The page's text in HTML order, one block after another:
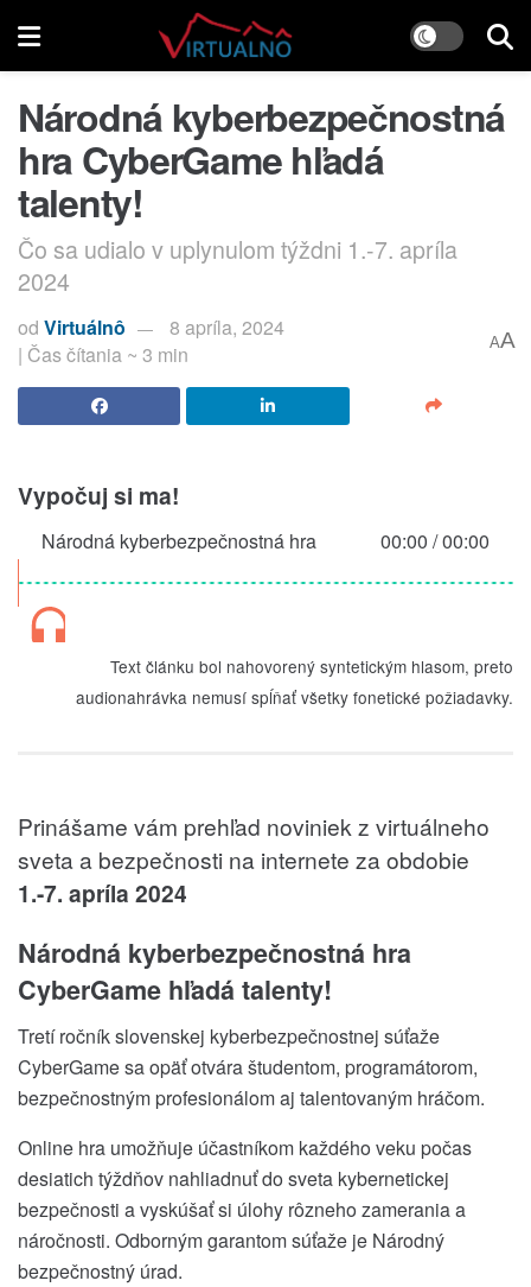
Národná kyberbezpečnostná
hra CyberGame hľadá
talenty!
Čo sa udialo v uplynulom týždni 1.-7. apríla
2024
od Virtuálnô
8 apríla, 2024
| Čas čítania ~ 3 min
AA
Vypočuj si ma!
Národná kyberbezpečnostná hra
CyberGame hľadá talenty!
00:00 /00:00
Text článku bol nahovorený syntetickým hlasom, preto
audionahrávka nemusí spĺňať všetky fonetické požiadavky.
Prinášame vám prehľad noviniek z virtuálneho
sveta a bezpečnosti na internete za obdobie
1.-7. apríla 2024
Národná kyberbezpečnostná hra
CyberGame hľadá talenty!
Tretí ročník slovenskej kyberbezpečnostnej súťaže
CyberGame sa opäť otvára študentom, programátorom,
bezpečnostným profesionálom aj talentovaným hráčom.
Online hra umožňuje účastníkom každého veku počas
desiatich týždňov nahliadnuť do sveta kybernetickej
bezpečnosti a vyskúšať si úlohy rôzneho zamerania a
náročnosti. Odborným garantom súťaže je Národný
bezpečnostný úrad.